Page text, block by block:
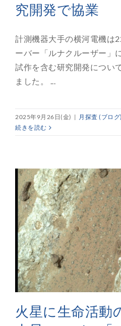
究開発で協業
計測機器大手の横河電機は
ーバー「ルナクルーザー」
試作を含む研究開発につい
ました。 ...
2025年9月26日(金) | 月探査 (ブログ)
続きを読む
火星に生命活